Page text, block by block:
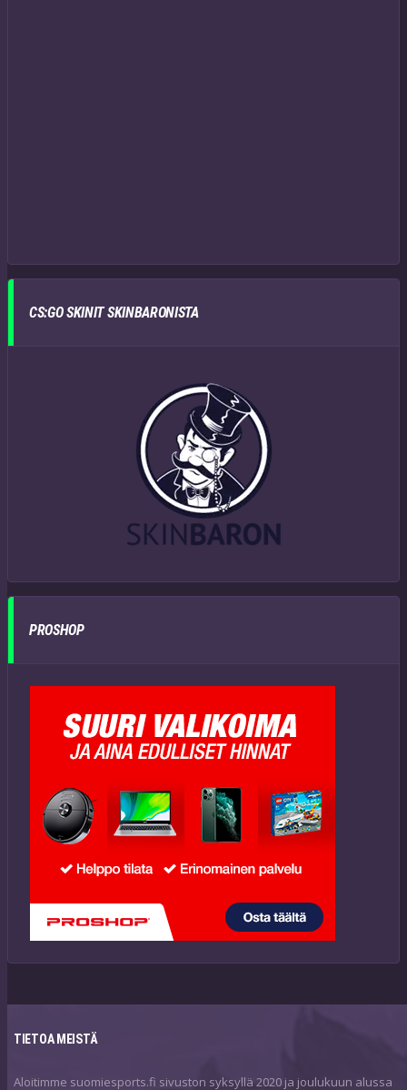
CS:GO SKINIT SKINBARONISTA
PROSHOP
TIETOA MEISTÄ
Aloitimme suomiesports.fi sivuston syksyllä 2020 ja joulukuun alussa